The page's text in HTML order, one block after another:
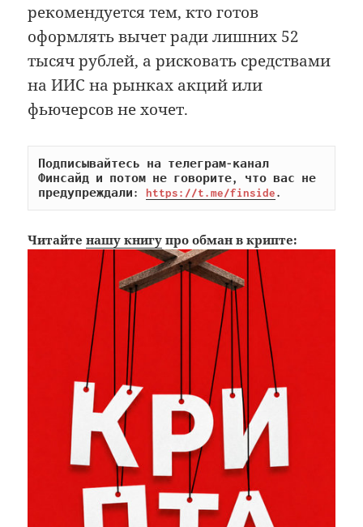
рекомендуется тем, кто готов
оформлять вычет ради лишних 52
тысяч рублей, а рисковать средствами
на ИИС на рынках акций или
фьючерсов не хочет.
Подписывайтесь на телеграм-канал
Финсайд и потом не говорите, что вас не
предупреждали: https://t.me/finside.
Читайтенашу книгу про обман в крипте: